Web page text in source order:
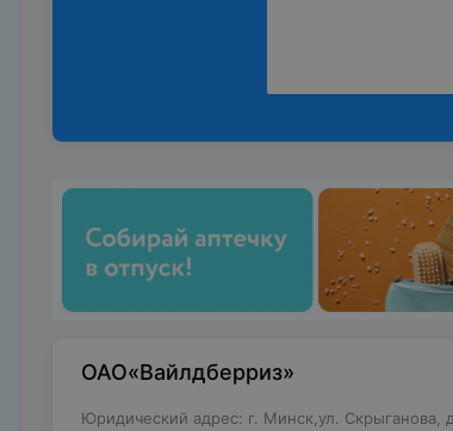
ОАО«Вайлдберриз»
Юридический адрес: г. Минск,ул. Скрыганова,